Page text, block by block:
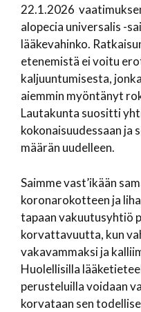
22.1.2026
alopecia universalis -
lääkevahinko.
etenemistä ei voitu
kaljuuntumisesta,
aiemmin myöntänyt
Lautakunta suositti
kokonaisuudessaan ja
määrän uudelleen.
Saimme vast’ikään
koronarokotteen ja
tapaan vakuutusyhtiö
korvattavuutta, kun
vakavammaksi ja
Huolellisilla
perusteluilla voidaan
korvataan sen